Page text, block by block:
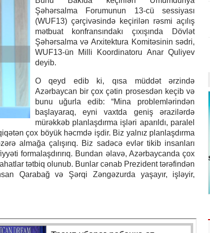
Şəhərsalma Forumunun 13‑cü sessiyası
(WUF13) çərçivəsində keçirilən rəsmi açılış
mətbuat konfransındakı çıxışında Dövlət
Şəhərsalma və Arxitektura Komitəsinin sədri,
WUF13-ün Milli Koordinatoru Anar Quliyev
deyib.
O qeyd edib ki, qısa müddət ərzində
Azərbaycan bir çox çətin prosesdən keçib və
bunu uğurla edib: “Mina problemlərindən
başlayaraq, eyni vaxtda geniş ərazilərdə
mürəkkəb planlaşdırma işləri aparıldı, paralel
çox böyük həcmdə işdir. Biz yalnız planlaşdırma
almağa çalışırıq. Biz sadəcə evlər tikib insanları
formalaşdırırıq. Bundan əlavə, Azərbaycanda çox
tətbiq olunub. Bunlar cənab Prezident tərəfindən
Qarabağ və Şərqi Zəngəzurda yaşayır, işləyir,